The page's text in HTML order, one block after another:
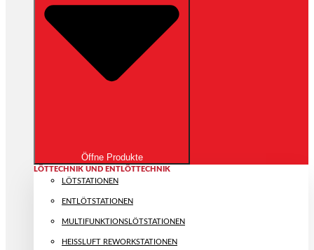
Öffne Produkte
LÖTTECHNIK UND ENTLÖTTECHNIK
LÖTSTATIONEN
ENTLÖTSTATIONEN
MULTIFUNKTIONS­LÖTSTATIONEN
HEISSLUFT REWORKSTATIONEN